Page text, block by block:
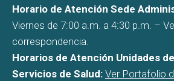
Horario de Atención Sede
Viernes de 7:00 a.m. a 4:30 p.m. –
correspondencia.
Horarios de Atención Unidades
Servicios de Salud: Ver Portafolio